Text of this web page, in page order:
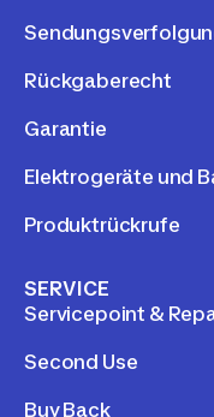
Rückgaberecht
Garantie
Elektrogeräte und
Produktrückrufe
SERVICE
Servicepoint &
Second Use
Buy Back